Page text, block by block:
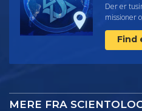
Der er
missioner
Find
MERE FRA